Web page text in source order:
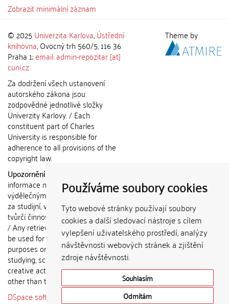
Používáme soubory cookies
Tyto webové stránky používají soubory
cookies a další sledovací nástroje s cílem
vylepšení uživatelského prostředí, analýzy
návštěvnosti webových stránek a zjištění
zdroje návštěvnosti.
Souhlasím
Odmítám
Zobrazit minimální záznam
© 2025 Univerzita Karlova,Ústřední
knihovna, Ovocný trh 560/5, 116 36
Praha 1;email: admin-repozitar [at]
cuni.cz
Za dodržení všech ustanovení
autorského zákona jsou
zodpovědné jednotlivé složky
Univerzity Karlovy. / Each
constituent part of Charles
University is responsible for
adherence to all provisions of the
copyright law.
Upozornění / Notice:
informace nemohou být použity k
výdělečným účelům nebo vydávány
za studijní, vědeckou nebo jinou
tvůrčí činnost jiné osoby než autora.
/ Any retrieved information shall not
be used for any commercial
purposes or claimed as results of
studying, scientific or any other
creative activities of any person
other than the author.
DSpace software
copyright © 2002-
Theme by